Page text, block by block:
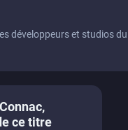
développeurs et studios
ce titre